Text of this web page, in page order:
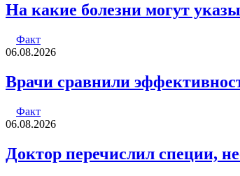
На какие болезни могут
Факт
06.08.2026
Врачи сравнили
Факт
06.08.2026
Доктор перечислил специи,